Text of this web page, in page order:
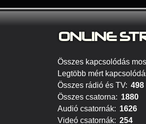
ONLINE S
Összes kapcsolódás
Legtöbb mért
Összes rádió és TV: 498
Összes csatorna: 1880
Audió csatornák: 1626
Videó csatornák: 254